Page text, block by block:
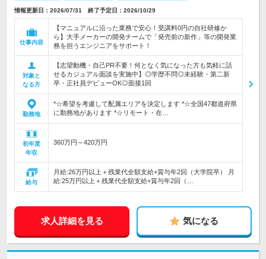
情報更新日：2026/07/31 終了予定日：2026/10/29
仕事内容
【マニュアルに沿った業務で安心！受講料0円の自社研修か
ら】大手メーカーの開発チームで「発売前の新作」等の開発業
務を担うエンジニアをサポート！
対象と
なる方
【志望動機・自己PR不要！何となく気になった方も気軽に話
せるカジュアル面談を実施中】◎学歴不問◎未経験・第二新
卒・正社員デビューOK◎面接1回
勤務地
*☆希望を考慮して配属エリアを決定します *☆全国47都道府県
に勤務地があります *☆リモート・在…
初年度
年収
360万円～420万円
給与
月給:26万円以上＋残業代全額支給+賞与年2回（大学院卒） 月
給:25万円以上＋残業代全額支給+賞与年2回（…
求人詳細を見る 気になる